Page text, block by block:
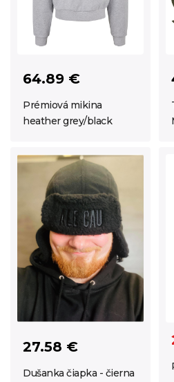
64.89 €
Prémiová mikina
heather grey/black
27.58 €
Dušanka čiapka - čierna